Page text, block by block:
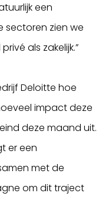
een
sectoren zien we
als zakelijk.”
Deloitte hoe
impact deze
deze maand uit.
er een
met de
om dit traject